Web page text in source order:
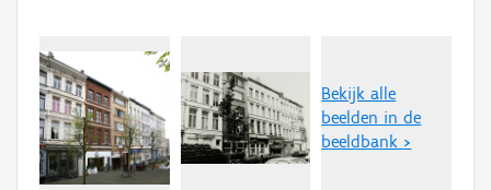
Bekijk alle
beelden in de
beeldbank >